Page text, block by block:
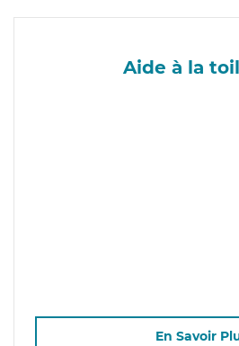
Aide à la
En Savoir